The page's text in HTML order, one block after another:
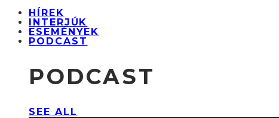
HÍREK
INTERJÚK
ESEMÉNYEK
PODCAST
PODCAST
SEE ALL